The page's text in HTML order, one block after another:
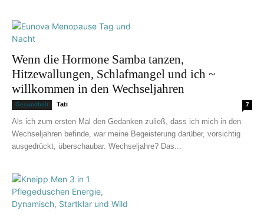
Wenn die Hormone Samba tanzen,
Hitzewallungen, Schlafmangel und ich ~
willkommen in den Wechseljahren
Gesundheit Tati 7
Als ich zum ersten Mal den Gedanken zuließ, dass ich mich in den
Wechseljahren befinde, war meine Begeisterung darüber, vorsichtig
ausgedrückt, überschaubar. Wechseljahre? Das...